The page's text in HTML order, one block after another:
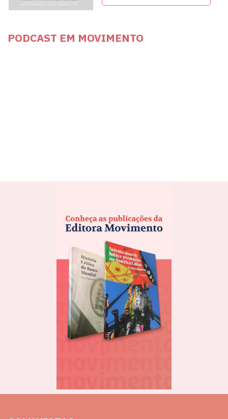
PODCAST EM MOVIMENTO